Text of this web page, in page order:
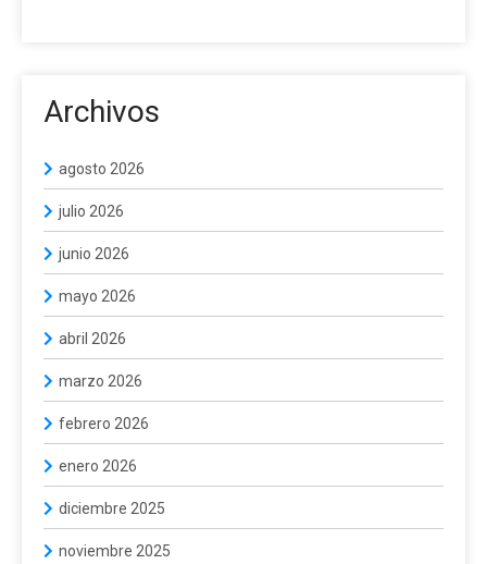
Archivos
agosto 2026
julio 2026
junio 2026
mayo 2026
abril 2026
marzo 2026
febrero 2026
enero 2026
diciembre 2025
noviembre 2025